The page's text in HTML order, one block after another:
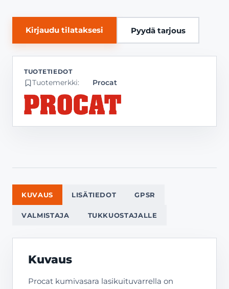
Kirjaudu tilataksesi Pyydä tarjous
Tuotemerkki: Procat
KUVAUS LISÄTIEDOT GPSR
VALMISTAJA TUKKUOSTAJALLE
Kuvaus
Procat kumivasara lasikuituvarrella on